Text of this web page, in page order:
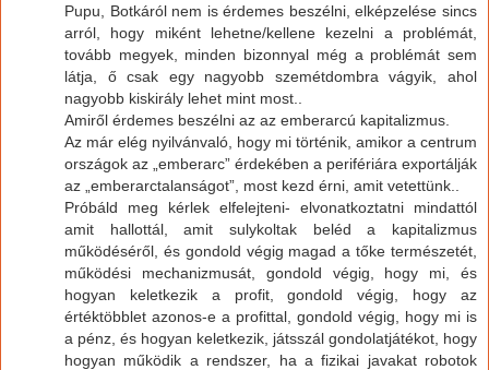
Pupu, Botkáról nem is érdemes beszélni, elképzelése sincs
arról, hogy miként lehetne/kellene kezelni a problémát,
tovább megyek, minden bizonnyal még a problémát sem
látja, ő csak egy nagyobb szemétdombra vágyik, ahol
nagyobb kiskirály lehet mint most..
Amiről érdemes beszélni az az emberarcú kapitalizmus.
Az már elég nyilvánvaló, hogy mi történik, amikor a centrum
országok az „emberarc” érdekében a perifériára exportálják
az „emberarctalanságot”, most kezd érni, amit vetettünk..
Próbáld meg kérlek elfelejteni- elvonatkoztatni mindattól
amit hallottál, amit sulykoltak beléd a kapitalizmus
működéséről, és gondold végig magad a tőke természetét,
működési mechanizmusát, gondold végig, hogy mi, és
hogyan keletkezik a profit, gondold végig, hogy az
értéktöbblet azonos-e a profittal, gondold végig, hogy mi is
a pénz, és hogyan keletkezik, játsszál gondolatjátékot, hogy
hogyan működik a rendszer, ha a fizikai javakat robotok